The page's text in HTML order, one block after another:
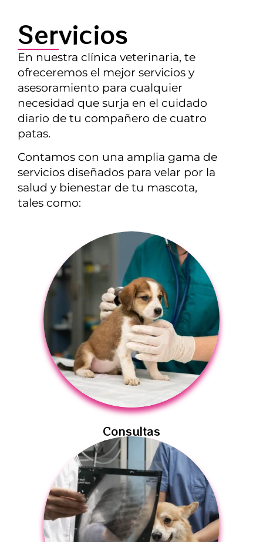
Servicios
En nuestra clínica veterinaria, te
ofreceremos el mejor servicios y
asesoramiento para cualquier
necesidad que surja en el cuidado
diario de tu compañero de cuatro
patas.
Contamos con una amplia gama de
servicios diseñados para velar por la
salud y bienestar de tu mascota,
tales como:
Consultas